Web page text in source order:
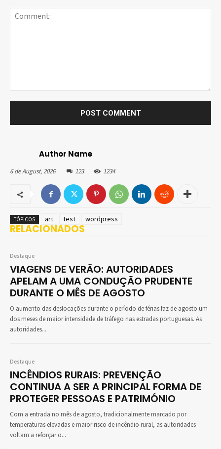
Author Name
6 de August, 2026 123 1234
TÓPICOS art test wordpress
RELACIONADOS
Destaque
VIAGENS DE VERÃO: AUTORIDADES
APELAM A UMA CONDUÇÃO PRUDENTE
DURANTE O MÊS DE AGOSTO
O aumento das deslocações durante o período de férias faz de agosto um
dos meses de maior intensidade de tráfego nas estradas portuguesas. As
autoridades...
Destaque
INCÊNDIOS RURAIS: PREVENÇÃO
CONTINUA A SER A PRINCIPAL FORMA DE
PROTEGER PESSOAS E PATRIMÓNIO
Com a entrada no mês de agosto, tradicionalmente marcado por
temperaturas elevadas e maior risco de incêndio rural, as autoridades
voltam a reforçar o...